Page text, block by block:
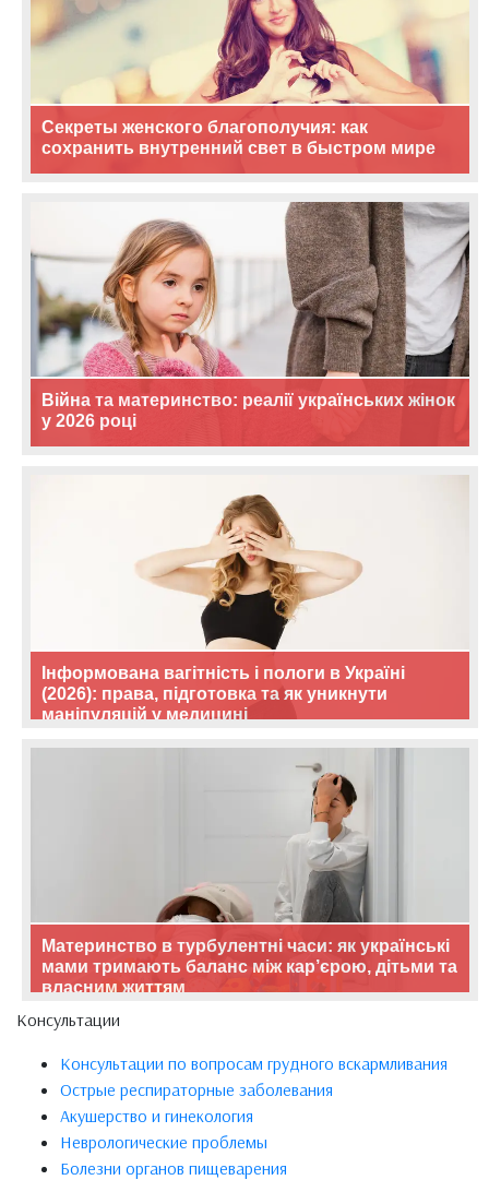
Секреты женского благополучия: как
сохранить внутренний свет в быстром мире
Війна та материнство: реалії українських жінок
у 2026 році
Інформована вагітність і пологи в Україні
(2026): права, підготовка та як уникнути
маніпуляцій у медицині
Материнство в турбулентні часи: як українські
мами тримають баланс між кар’єрою, дітьми та
власним життям
Консультации
Консультации по вопросам грудного вскармливания
Острые респираторные заболевания
Акушерство и гинекология
Неврологические проблемы
Болезни органов пищеварения